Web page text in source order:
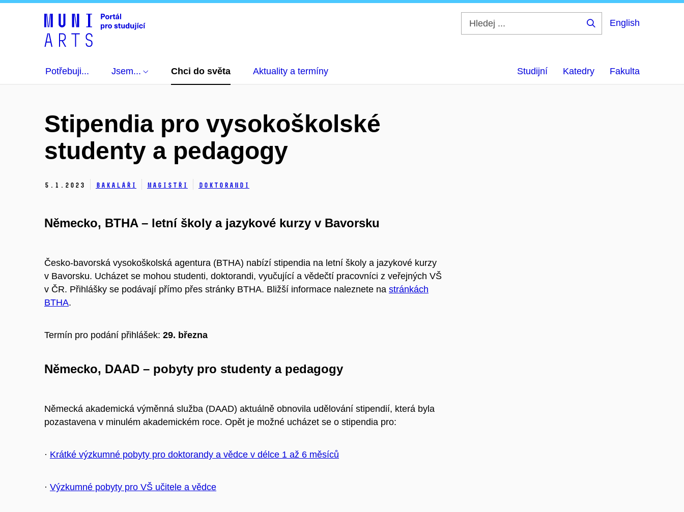
English
Potřebuji... Jsem... Chci do světa Aktuality a termíny Studijní Katedry Fakulta
Stipendia pro vysokoškolské
studenty a pedagogy
5. 1. 2023 Bakaláři Magistři Doktorandi
Německo, BTHA – letní školy a jazykové kurzy v Bavorsku
Česko-bavorská vysokoškolská agentura (BTHA) nabízí stipendia na letní školy a jazykové kurzy
v Bavorsku. Ucházet se mohou studenti, doktorandi, vyučující a vědečtí pracovníci z veřejných VŠ
v ČR. Přihlášky se podávají přímo přes stránky BTHA. Bližší informace naleznete na stránkách
BTHA.
Termín pro podání přihlášek: 29. března
Německo, DAAD – pobyty pro studenty a pedagogy
Německá akademická výměnná služba (DAAD) aktuálně obnovila udělování stipendií, která byla
pozastavena v minulém akademickém roce. Opět je možné ucházet se o stipendia pro:
· Krátké výzkumné pobyty pro doktorandy a vědce v délce 1 až 6 měsíců
· Výzkumné pobyty pro VŠ učitele a vědce